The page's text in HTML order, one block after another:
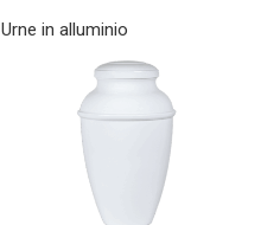
Urne in alluminio